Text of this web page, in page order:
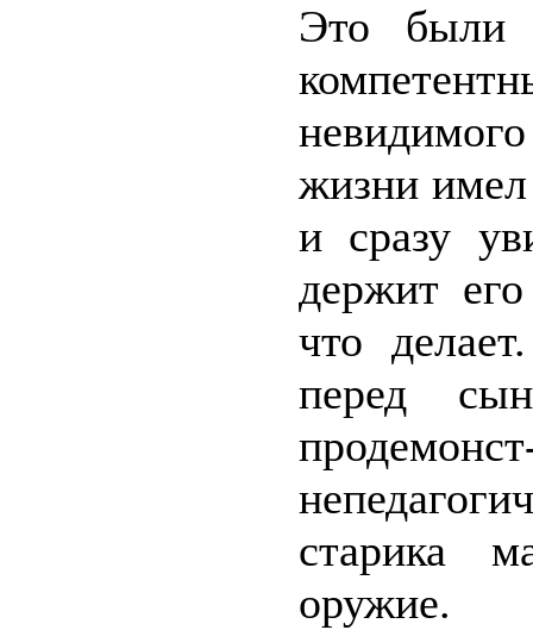
Это
жизни
и сразу
держит
что
перед
старика
оружие.